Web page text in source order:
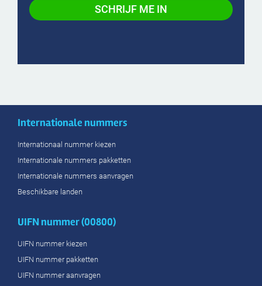
Internationale nummers
Internationaal nummer kiezen
Internationale nummers pakketten
Internationale nummers aanvragen
Beschikbare landen
UIFN nummer (00800)
UIFN nummer kiezen
UIFN nummer pakketten
UIFN nummer aanvragen